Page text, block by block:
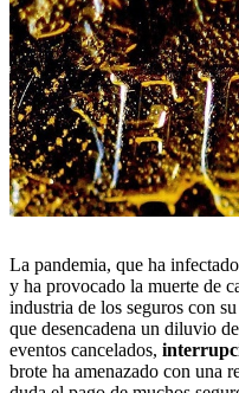
La pandemia, que ha
y ha provocado la muerte de
industria de los seguros con
que desencadena un diluvio
eventos cancelados,
brote ha amenazado con una